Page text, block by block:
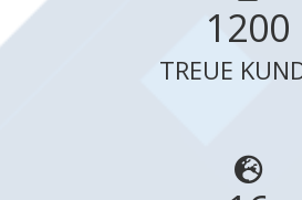
1200
TREUE